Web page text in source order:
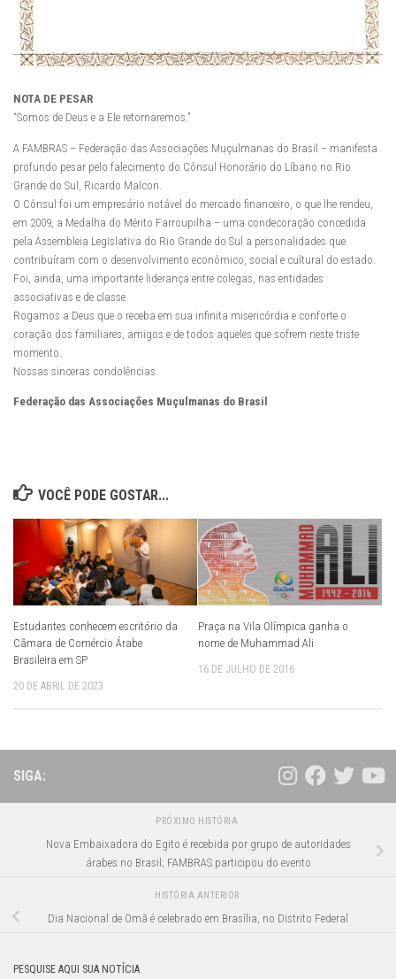
NOTA DE PESAR
“Somos de Deus e a Ele retornaremos.”
A FAMBRAS – Federação das Associações Muçulmanas do Brasil – manifesta
profundo pesar pelo falecimento do Cônsul Honorário do Líbano no Rio
Grande do Sul, Ricardo Malcon.
O Cônsul foi um empresário notável do mercado financeiro, o que lhe rendeu,
em 2009, a Medalha do Mérito Farroupilha – uma condecoração concedida
pela Assembleia Legislativa do Rio Grande do Sul a personalidades que
contribuíram com o desenvolvimento econômico, social e cultural do estado.
Foi, ainda, uma importante liderança entre colegas, nas entidades
associativas e de classe.
Rogamos a Deus que o receba em sua infinita misericórdia e conforte o
coração dos familiares, amigos e de todos aqueles que sofrem neste triste
momento.
Nossas sinceras condolências.
Federação das Associações Muçulmanas do Brasil
VOCÊ PODE GOSTAR...
Estudantes conhecem escritório da
Câmara de Comércio Árabe
Brasileira em SP
20 DE ABRIL DE 2023
Praça na Vila Olímpica ganha o
nome de Muhammad Ali
16 DE JULHO DE 2016
SIGA:
PRÓXIMO HISTÓRIA
Nova Embaixadora do Egito é recebida por grupo de autoridades
árabes no Brasil; FAMBRAS participou do evento
HISTÓRIA ANTERIOR
Dia Nacional de Omã é celebrado em Brasília, no Distrito Federal
PESQUISE AQUI SUA NOTÍCIA